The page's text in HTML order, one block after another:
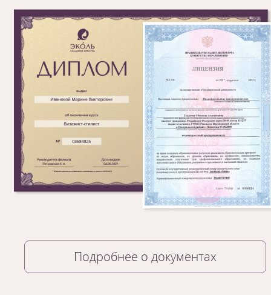
Подробнее о документах